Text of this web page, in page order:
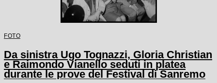
FOTO
Da sinistra Ugo Tognazzi, Gloria Christian
e Raimondo Vianello seduti in platea
durante le prove del Festival di Sanremo